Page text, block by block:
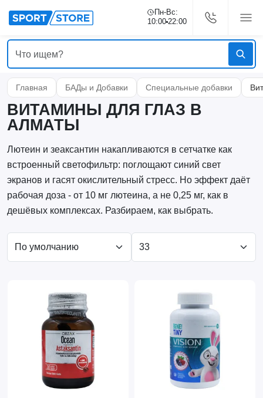
Пн-Вс:
10:00 22:00
Главная БАДы и Добавки Специальные добавки
ВИТАМИНЫ ДЛЯ ГЛАЗ В
АЛМАТЫ
Лютеин и зеаксантин накапливаются в сетчатке как
встроенный светофильтр: поглощают синий свет
экранов и гасят окислительный стресс. Но эффект даёт
рабочая доза - от 10 мг лютеина, а не 0,25 мг, как в
дешёвых комплексах. Разбираем, как выбрать.